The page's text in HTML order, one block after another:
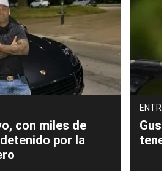
con miles de
por la